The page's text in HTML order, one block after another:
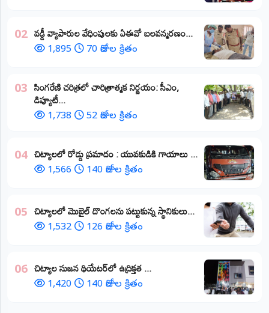
02 వడ్డీ వ్యాపారుల వేధింపులకు ఏఈవో బలవన్మరణం...
1,895 70 రోజుల క్రితం
03 ​సింగరేణి చరిత్రలో చారిత్రాత్మక నిర్ణయం: సీఎం,
డిప్యూటీ...
1,738 52 రోజుల క్రితం
04 చిట్యాలలో రోడ్డు ప్రమాదం : యువకుడికి గాయాలు ​...
1,566 140 రోజుల క్రితం
05 చిట్యాలలో మొబైల్ దొంగలను పట్టుకున్న స్థానికులు...
1,532 126 రోజుల క్రితం
06 చిట్యాల సుజన థియేటర్‌లో ఉద్రిక్తత ...
1,420 140 రోజుల క్రితం